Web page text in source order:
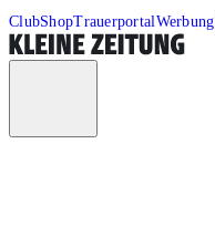
ClubShopTrauerportalWerbung